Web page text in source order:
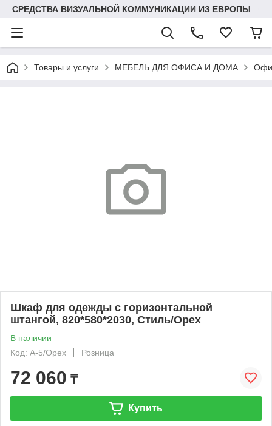
СРЕДСТВА ВИЗУАЛЬНОЙ КОММУНИКАЦИИ ИЗ ЕВРОПЫ
Товары и услуги МЕБЕЛЬ ДЛЯ ОФИСА И ДОМА
Шкаф для одежды с горизонтальной
штангой, 820*580*2030, Стиль/Орех
В наличии
Код: А-5/Орех
Розница
72 060 ₸
Купить